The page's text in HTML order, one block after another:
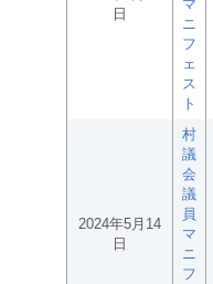
日
マ
ニ
フ
ェ
ス
ト
2024年5月14
日
村
議
会
議
員
マ
ニ
フ